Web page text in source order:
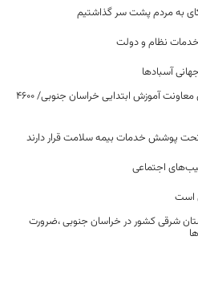
به مردم پشت سر گذاشتیم
نظام و دولت
آسبادها
تقدیر مقام عالی وزارت از عملکرد جهادی معاونت آموزش ابتدایی خراسان جنوبی/ ۴۶۰۰
اجتماعی
است
شرقی کشور در خراسان جنوبی ،ضرورت